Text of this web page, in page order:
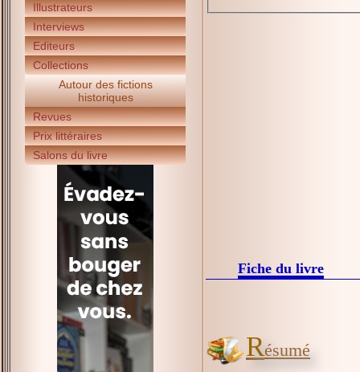
Illustrateurs
Interviews
Editeurs
Collections
Autour des fictions
historiques
Revues
Prix littéraires
Salons du livre
Fiche du livre
Résumé